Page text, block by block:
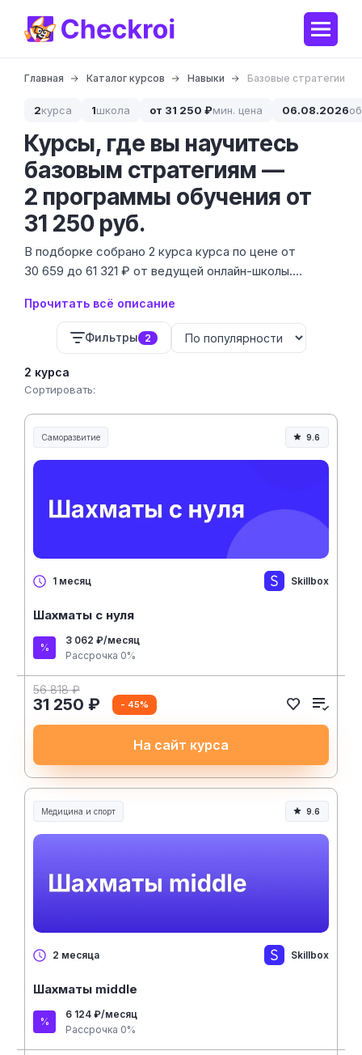
Главная Каталог курсов Навыки Базовые стратегии
2курса 1школа от 31 250 ₽мин. цена 06.08.2026
Курсы, где вы научитесь
базовым стратегиям —
2 программы обучения от
31 250 руб.
В подборке собрано 2 курса курса по цене от
30 659 до 61 321 ₽ от ведущей онлайн-школы.
бизнес превращается в хаотичные попытки
заработать, поэтому мы нашли программы,
обучающие системному подходу.
Прочитать всё описание
Фильтры 2
2 курса
Сортировать:
Саморазвитие 9.6
1 месяц Skillbox
Шахматы с нуля
3 062 ₽/месяц
Рассрочка 0%
56 818 ₽
31 250 ₽ - 45%
На сайт курса
Медицина и спорт
Медицина, спорт и здоровье
9.6
2 месяца Skillbox
Шахматы middle
6 124 ₽/месяц
Рассрочка 0%